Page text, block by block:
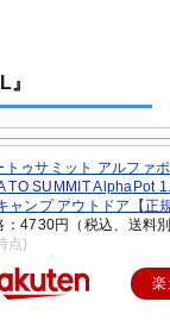
トゥサミット アルファ
TO SUMMIT AlphaPot
ャンプ アウトドア【正
：4730円（税込、送料
点)